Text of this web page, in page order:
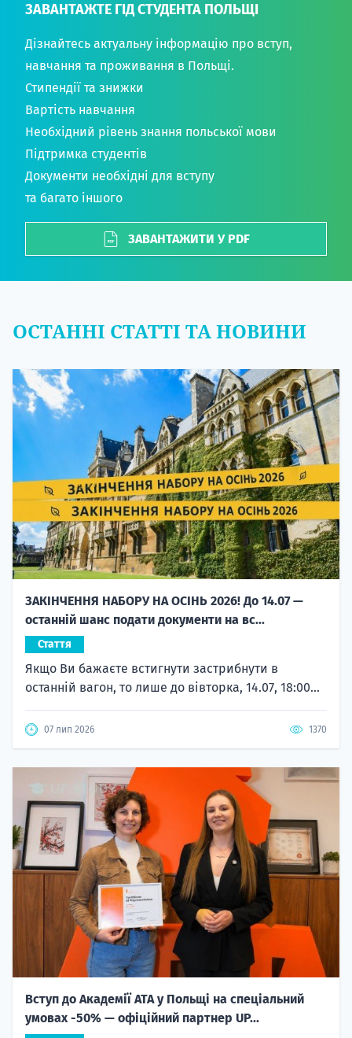
ЗАВАНТАЖТЕ ГІД СТУДЕНТА ПОЛЬЩІ
Дізнайтесь актуальну інформацію про вступ,
навчання та проживання в Польщі.
Стипендії та знижки
Вартість навчання
Необхідний рівень знання польської мови
Підтримка студентів
Документи необхідні для вступу
та багато іншого
ЗАВАНТАЖИТИ У PDF
ОСТАННІ СТАТТІ ТА НОВИНИ
ЗАКІНЧЕННЯ НАБОРУ НА ОСІНЬ 2026! До 14.07 —
останній шанс подати документи на вс...
Стаття
Якщо Ви бажаєте встигнути застрибнути в
останній вагон, то лише до вівторка, 14.07, 18:00...
07 лип 2026 1370
Вступ до Академії ATA у Польщі на спеціальний
умовах -50% — офіційний партнер UP...